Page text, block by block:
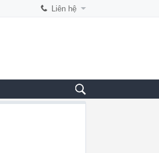
Liên hệ